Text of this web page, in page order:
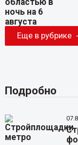
Еще в рубрике
Подробно